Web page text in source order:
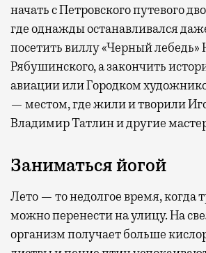
начать с Петровского путевого
гдеоднажды останавливался
посетить виллу «Черный лебедь»
Рябушинского, а закончить
авиации или Городком
— местом, где жили и творили
Владимир Татлин и другие
Заниматься йогой
Лето — то недолгое время, когда
можно перенести на улицу. На
организм получает больше